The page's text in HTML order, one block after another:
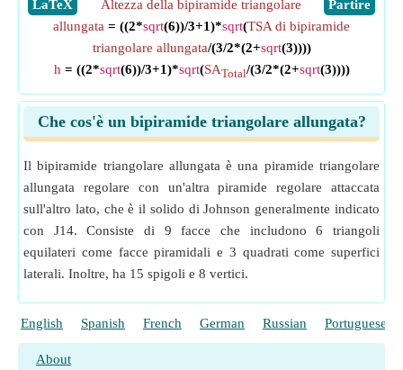
​LaTeX ​Partire
Altezza della bipiramide triangolare
allungata = ((2*sqrt(6))/3+1)*sqrt(TSA di bipiramide
triangolare allungata/(3/2*(2+sqrt(3))))
h = ((2*sqrt(6))/3+1)*sqrt(SATotal/(3/2*(2+sqrt(3))))
Che cos'è un bipiramide triangolare allungata?
Il bipiramide triangolare allungata è una piramide triangolare
allungata regolare con un'altra piramide regolare attaccata
sull'altro lato, che è il solido di Johnson generalmente indicato
con J14. Consiste di 9 facce che includono 6 triangoli
equilateri come facce piramidali e 3 quadrati come superfici
laterali. Inoltre, ha 15 spigoli e 8 vertici.
English Spanish French German Russian Portuguese
About